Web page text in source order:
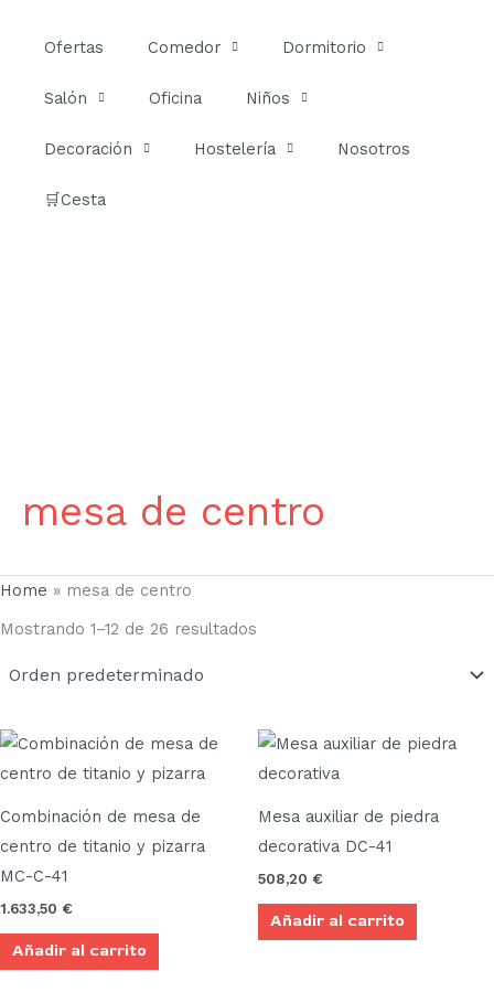
Ofertas Comedor Dormitorio
Salón Oficina Niños
Decoración Hostelería Nosotros
🛒Cesta
mesa de centro
Home » mesa de centro
Mostrando 1–12 de 26 resultados
Combinación de mesa de
centro de titanio y pizarra
MC-C-41
1.633,50 €
Añadir al carrito
Mesa auxiliar de piedra
decorativa DC-41
508,20 €
Añadir al carrito